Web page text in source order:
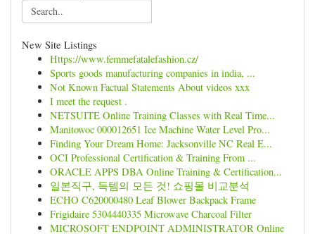
New Site Listings
Https://www.femmefatalefashion.cz/
Sports goods manufacturing companies in india, ...
Not Known Factual Statements About videos xxx
I meet the request .
NETSUITE Online Training Classes with Real Time...
Manitowoc 000012651 Ice Machine Water Level Pro...
Finding Your Dream Home: Jacksonville NC Real E...
OCI Professional Certification & Training From ...
ORACLE APPS DBA Online Training & Certification...
일본직구, 득템의 모든 것! 쇼핑몰 비교분석
ECHO C620000480 Leaf Blower Backpack Frame
Frigidaire 5304440335 Microwave Charcoal Filter
MICROSOFT ENDPOINT ADMINISTRATOR Online